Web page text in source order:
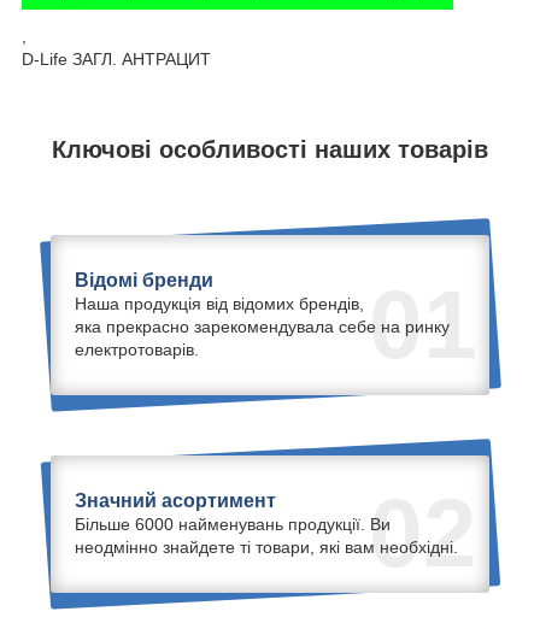
D-Life ЗАГЛ. АНТРАЦИТ
Ключові особливості наших товарів
01
Відомі бренди
Наша продукція від відомих брендів,
яка прекрасно зарекомендувала себе на ринку
електротоварів.
02
Значний асортимент
Більше 6000 найменувань продукції. Ви
неодмінно знайдете ті товари, які вам необхідні.